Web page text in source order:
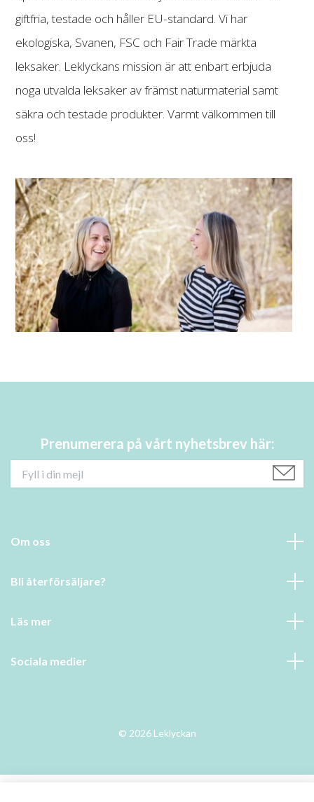
giftfria, testade och håller EU-standard. Vi har
ekologiska, Svanen, FSC och Fair Trade märkta
leksaker. Leklyckans mission är att enbart erbjuda
noga utvalda leksaker av främst naturmaterial samt
säkra och testade produkter. Varmt välkommen till
oss!
Prenumerera på vårt nyhetsbrev här:
Om oss
Bli återförsäljare?
Läs mer
Sociala medier
© 2026 Leklyckan